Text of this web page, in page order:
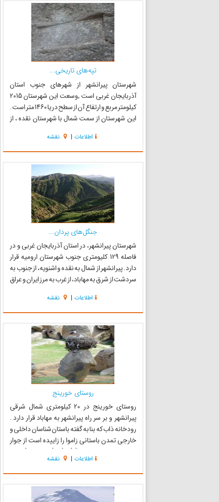
تپه‌های تاریخی...
شهرستان پیرانشهر از شهرهای جنوب استان
آذربایجان غربی است ,وسعت این شهرستان 2015
کیلومتر مربع و ارتفاع آن از سطح دریا 1460 متر است .
این شهرستان از سمت شمال با شهرستان نقده ، از
شهرستان سردشت و از سمت غرب با کشور عراق
همسایه است. فاصله این شه...
اطلاعات | نقشه
جنگل‌های پردان...
شهرستان پیرانشهر، در استان آذربایجان غربی و در
فاصله 129 کلیومتری جنوب شهرستان ارومیه قرار
دارد. پیرانشهر از شمال به نقده و اشنویه، از جنوب به
سردشت از شرق به مهاباد، از غرب به مرز ایران و عراق
کردنشین آذربایجان غربی به شمار می‌رود و مناظر
طب...
اطلاعات | نقشه
روستای خورینج
روستای خورینج در 20 کیلومتری شمال شرقی
پیرانشهر و بر سر راه پیرانشهر به مهاباد قرار دارد .
رودخانه ذاب که بنا به گفته باستان شناسان داخلی و
خارجی تمدن باستانی زاموا را زاییده است از جوار
این روستا و با نام محلی (ز) یا (زاو ) به معنای (زاینده
آب) سرچشمه می‌گیرد . منطقه ای پوشیده از سن...
اطلاعات | نقشه